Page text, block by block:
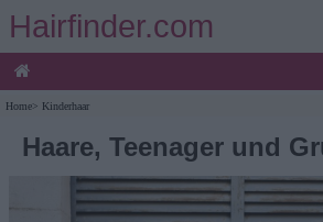
Hairfinder.com
Home> Kinderhaar
Haare, Teenager und